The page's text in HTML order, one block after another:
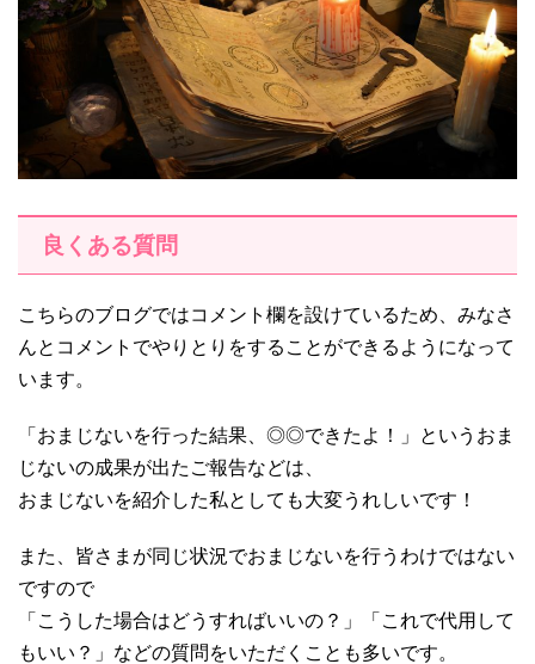
良くある質問
こちらのブログではコメント欄を設けているため、みなさ
んとコメントでやりとりをすることができるようになって
います。
「おまじないを行った結果、◎◎できたよ！」というおま
じないの成果が出たご報告などは、
おまじないを紹介した私としても大変うれしいです！
また、皆さまが同じ状況でおまじないを行うわけではない
ですので
「こうした場合はどうすればいいの？」「これで代用して
もいい？」などの質問をいただくことも多いです。